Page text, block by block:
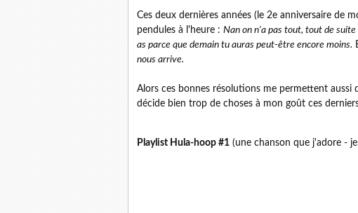
Ces deux dernières années (le 2e anniversaire de
pendules à l'heure : Nan on n'a pas tout, tout de
as parce que demain tu auras peut-être encore moins.
nous arrive.
Alors ces bonnes résolutions me permettent
décide bien trop de choses à mon goût ces
Playlist Hula-hoop #1 (une chanson que j'adore -